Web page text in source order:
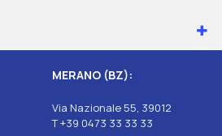
MERANO (BZ):
Via Nazionale 55, 39012
T +39 0473 33 33 33